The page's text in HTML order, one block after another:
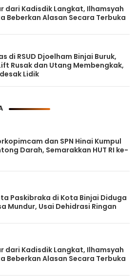
dari Kadisdik Langkat, Ilhamsyah
Beberkan Alasan Secara Terbuka
di RSUD Djoelham Binjai Buruk,
Rusak dan Utang Membengkak,
Lidik
dan SPN Hinai Kumpul
Darah, Semarakkan HUT RI ke-
Paskibraka di Kota Binjai Diduga
Mundur, Usai Dehidrasi Ringan
dari Kadisdik Langkat, Ilhamsyah
Beberkan Alasan Secara Terbuka